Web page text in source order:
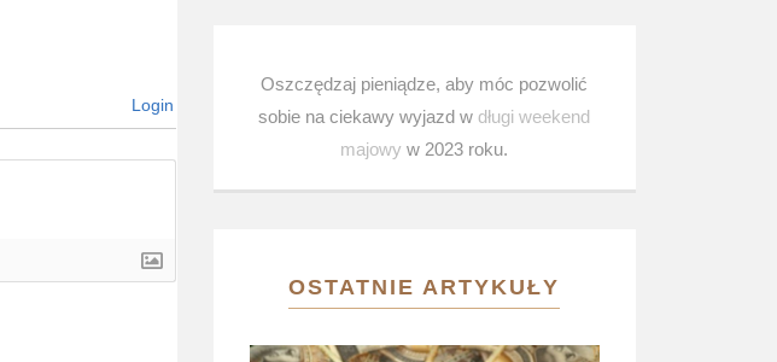
Login
Oszczędzaj pieniądze, aby móc pozwolić
sobie na ciekawy wyjazd w długi weekend
majowy w 2023 roku.
OSTATNIE ARTYKUŁY